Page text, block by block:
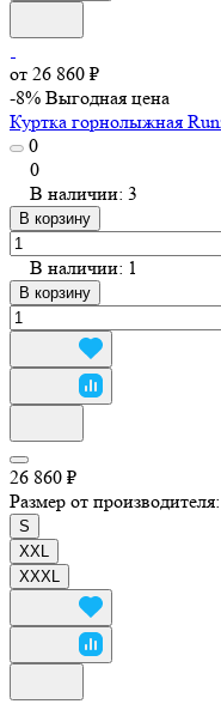
от 26 860 ₽
-8% Выгодная цена
Куртка горнолыжная
0
0
В наличии: 3
В корзину
В наличии: 1
В корзину
26 860 ₽
Размер от производителя:
S
XXL
XXXL